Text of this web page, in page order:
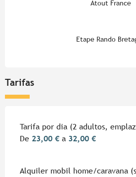
Atout France
Etape Rando
Tarifas
Tarifas 2026
Tarifa por dia (2 adultos,
De 23,00 € a 32,00 €
Alquiler mobil home/caravana